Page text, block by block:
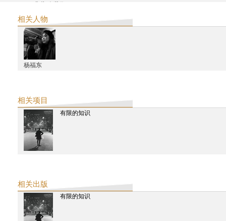
典藏‧今藝術
下载
星尚画报
张颂仁：从印度取反抗西方的经
下载
东方早报
用寓言式的录像和表演展开视野
新时线媒体艺术中心首推印度艺术小组Raqs“补时”展
下载
异地游览
下载
艺讯中国
杨福东谈艺术旅行项目 “有限的知识”
补时展览手册
2012
精品购物指南
从西天到中土 为何人人都爱“宝莱坞”
南都周刊
宝莱坞之外的印度电影
相关人物
杨福东
相关项目
有限的知识
相关出版
有限的知识